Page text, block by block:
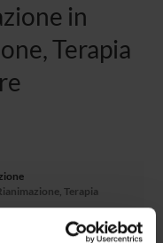
in
Terapia
Terapia